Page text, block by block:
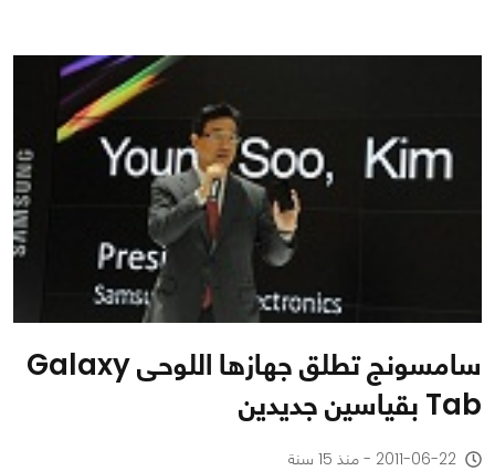
سامسونج تطلق جهازها اللوحى Galaxy
Tab بقياسين جديدين
2011-06-22 - منذ 15 سنة